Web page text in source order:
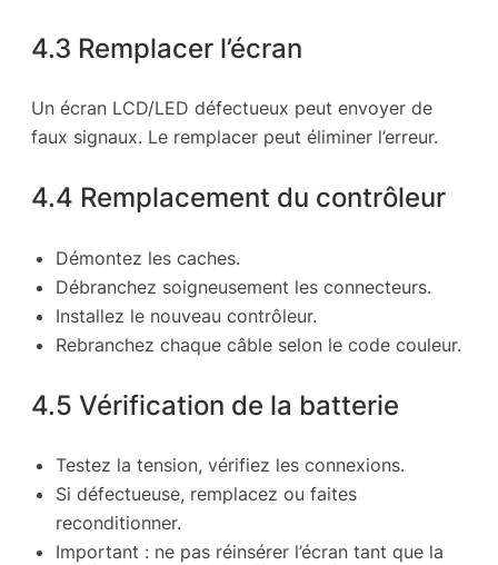
4.3 Remplacer l’écran
Un écran LCD/LED défectueux peut envoyer de
faux signaux. Le remplacer peut éliminer l’erreur.
4.4 Remplacement du contrôleur
Démontez les caches.
Débranchez soigneusement les connecteurs.
Installez le nouveau contrôleur.
Rebranchez chaque câble selon le code couleur.
4.5 Vérification de la batterie
Testez la tension, vérifiez les connexions.
Si défectueuse, remplacez ou faites
reconditionner.
Important : ne pas réinsérer l’écran tant que la